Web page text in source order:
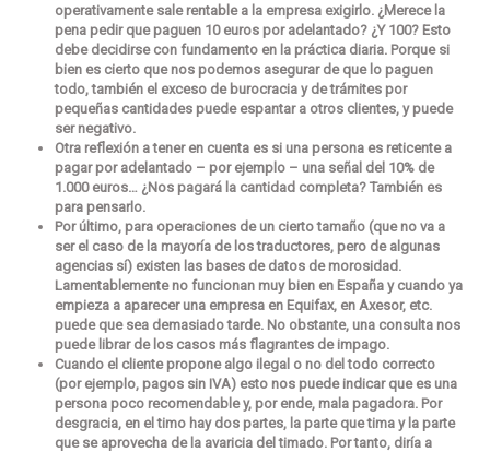
operativamente sale rentable a la empresa exigirlo. ¿Merece la
pena pedir que paguen 10 euros por adelantado? ¿Y 100? Esto
debe decidirse con fundamento en la práctica diaria. Porque si
bien es cierto que nos podemos asegurar de que lo paguen
todo, también el exceso de burocracia y de trámites por
pequeñas cantidades puede espantar a otros clientes, y puede
ser negativo.
Otra reflexión a tener en cuenta es si una persona es reticente a
pagar por adelantado – por ejemplo – una señal del 10% de
1.000 euros… ¿Nos pagará la cantidad completa? También es
para pensarlo.
Por último, para operaciones de un cierto tamaño (que no va a
ser el caso de la mayoría de los traductores, pero de algunas
agencias sí) existen las bases de datos de morosidad.
Lamentablemente no funcionan muy bien en España y cuando ya
empieza a aparecer una empresa en Equifax, en Axesor, etc.
puede que sea demasiado tarde. No obstante, una consulta nos
puede librar de los casos más flagrantes de impago.
Cuando el cliente propone algo ilegal o no del todo correcto
(por ejemplo, pagos sin IVA) esto nos puede indicar que es una
persona poco recomendable y, por ende, mala pagadora. Por
desgracia, en el timo hay dos partes, la parte que tima y la parte
que se aprovecha de la avaricia del timado. Por tanto, diría a